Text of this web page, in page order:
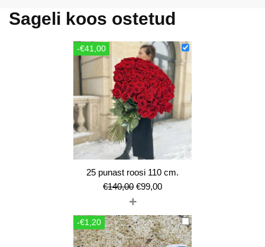
Sageli koos ostetud
-€41,00
25 punast roosi 110 cm.
€140,00 Algne
hind
oli:
€140,00.
€99,00Current
is:
€99,00.
+
-€1,20